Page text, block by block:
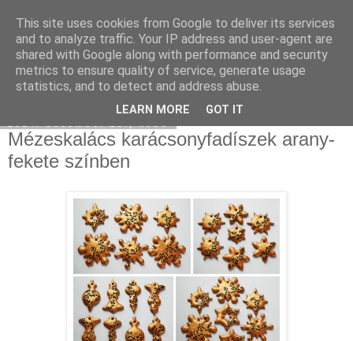
Moha Konyha
Mézeskalács karácsonyfadíszek arany-
fekete színben
This site uses cookies from Google to deliver its services
and to analyze traffic. Your IP address and user-agent are
shared with Google along with performance and security
metrics to ensure quality of service, generate usage
statistics, and to detect and address abuse.
LEARN MORE GOT IT